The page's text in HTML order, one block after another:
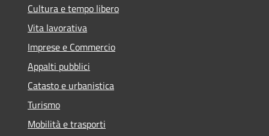
Cultura e tempo libero
Vita lavorativa
Imprese e Commercio
Appalti pubblici
Catasto e urbanistica
Turismo
Mobilità e trasporti